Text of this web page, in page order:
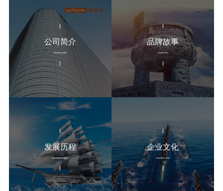
公司简介
Company profile
品牌故事
Brand story
发展历程
Development history
企业文化
Corporate culture